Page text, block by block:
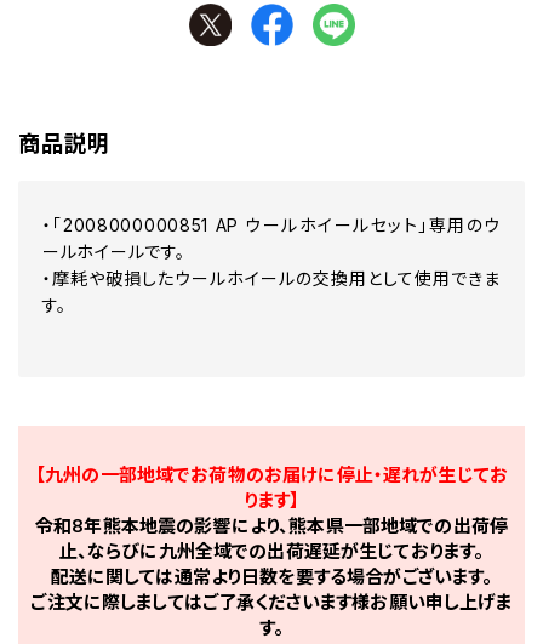
商品説明
・「2008000000851 AP ウールホイールセット」専用のウ
ールホイールです。
・摩耗や破損したウールホイールの交換用として使用できま
す。
【九州の一部地域でお荷物のお届けに停止・遅れが生じてお
ります】
令和8年熊本地震の影響により、熊本県一部地域での出荷停
止、ならびに九州全域での出荷遅延が生じております。
配送に関しては通常より日数を要する場合がございます。
ご注文に際しましてはご了承くださいます様お願い申し上げま
す。